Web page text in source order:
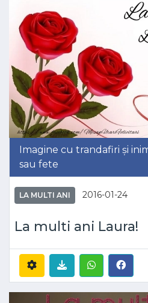
Imagine cu trandafiri și
sau fete
LA MULTI ANI 2016-01-24
La multi ani Laura!